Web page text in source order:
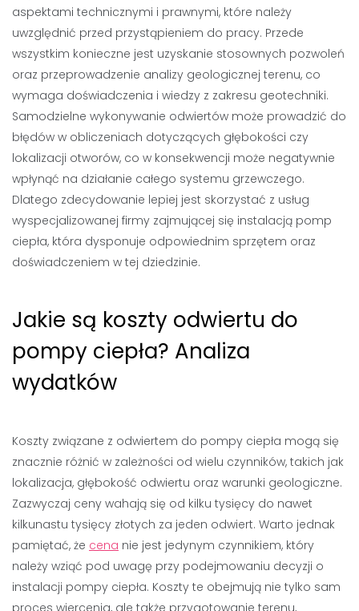
aspektami technicznymi i prawnymi, które należy
uwzględnić przed przystąpieniem do pracy. Przede
wszystkim konieczne jest uzyskanie stosownych pozwoleń
oraz przeprowadzenie analizy geologicznej terenu, co
wymaga doświadczenia i wiedzy z zakresu geotechniki.
Samodzielne wykonywanie odwiertów może prowadzić do
błędów w obliczeniach dotyczących głębokości czy
lokalizacji otworów, co w konsekwencji może negatywnie
wpłynąć na działanie całego systemu grzewczego.
Dlatego zdecydowanie lepiej jest skorzystać z usług
wyspecjalizowanej firmy zajmującej się instalacją pomp
ciepła, która dysponuje odpowiednim sprzętem oraz
doświadczeniem w tej dziedzinie.
Jakie są koszty odwiertu do
pompy ciepła? Analiza
wydatków
Koszty związane z odwiertem do pompy ciepła mogą się
znacznie różnić w zależności od wielu czynników, takich jak
lokalizacja, głębokość odwiertu oraz warunki geologiczne.
Zazwyczaj ceny wahają się od kilku tysięcy do nawet
kilkunastu tysięcy złotych za jeden odwiert. Warto jednak
pamiętać, że cena nie jest jedynym czynnikiem, który
należy wziąć pod uwagę przy podejmowaniu decyzji o
instalacji pompy ciepła. Koszty te obejmują nie tylko sam
proces wiercenia, ale także przygotowanie terenu,